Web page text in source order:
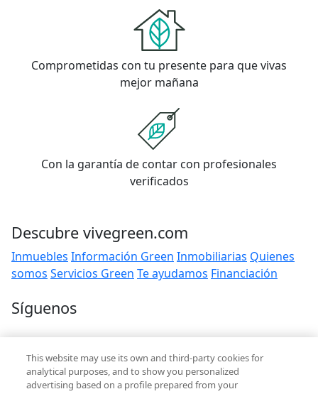
Comprometidas con tu presente para que vivas
mejor mañana
Con la garantía de contar con profesionales
verificados
Descubre vivegreen.com
Inmuebles Información Green Inmobiliarias Quienes
somos Servicios Green Te ayudamos Financiación
Síguenos
Contacto
hola@vivegreen.com
This website may use its own and third-party cookies for
analytical purposes, and to show you personalized
advertising based on a profile prepared from your